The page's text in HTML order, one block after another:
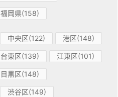
福岡県(158)
中央区(122) 港区(148)
台東区(139) 江東区(101)
目黒区(148)
渋谷区(149)